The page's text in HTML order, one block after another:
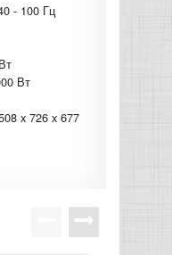
- 100 Гц
Вт
x 726 x 677